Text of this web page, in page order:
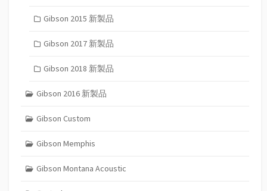
Gibson 2015 新製品
Gibson 2017 新製品
Gibson 2018 新製品
Gibson 2016 新製品
Gibson Custom
Gibson Memphis
Gibson Montana Acoustic